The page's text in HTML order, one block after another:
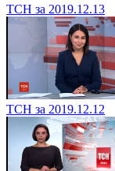
ТСН за 2019.12.13
ТСН за 2019.12.12